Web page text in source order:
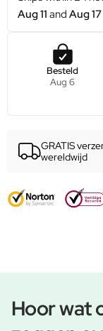
Aug 11 andAug 17
Besteld
Aug 6
GRATIS
wereldwijd
Hoor wat